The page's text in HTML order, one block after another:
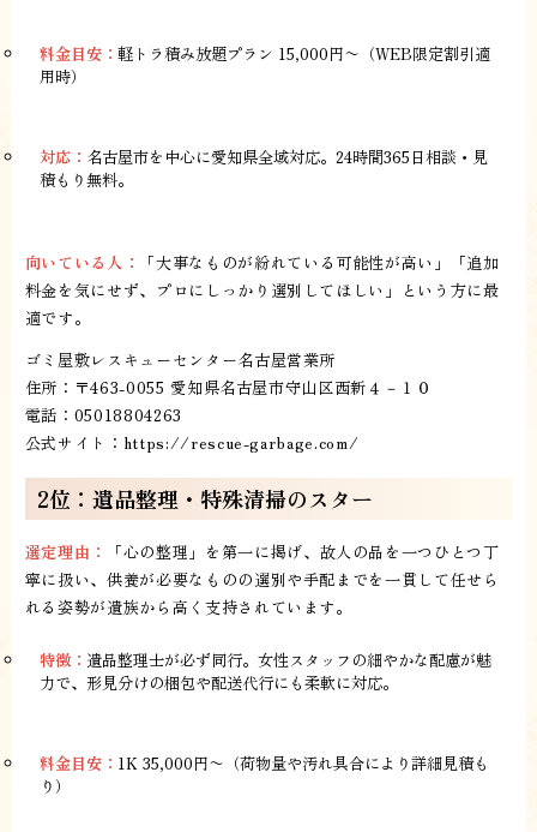
料金目安： 軽トラ積み放題プラン 15,000円〜（WEB限定割引適
用時）
対応： 名古屋市を中心に愛知県全域対応。24時間365日相談・見
積もり無料。
向いている人：
「大事なものが紛れている可能性が高い」「追加
料金を気にせず、プロにしっかり選別してほしい」という方に最
適です。
ゴミ屋敷レスキューセンター名古屋営業所
住所：〒463-0055 愛知県名古屋市守山区西新４－１０
電話：05018804263
公式サイト： https://rescue-garbage.com/
2位：遺品整理・特殊清掃のスター
選定理由：
「心の整理」を第一に掲げ、故人の品を一つひとつ丁
寧に扱い、供養が必要なものの選別や手配までを一貫して任せら
れる姿勢が遺族から高く支持されています。
特徴： 遺品整理士が必ず同行。女性スタッフの細やかな配慮が魅
力で、形見分けの梱包や配送代行にも柔軟に対応。
料金目安： 1K 35,000円〜（荷物量や汚れ具合により詳細見積も
り）